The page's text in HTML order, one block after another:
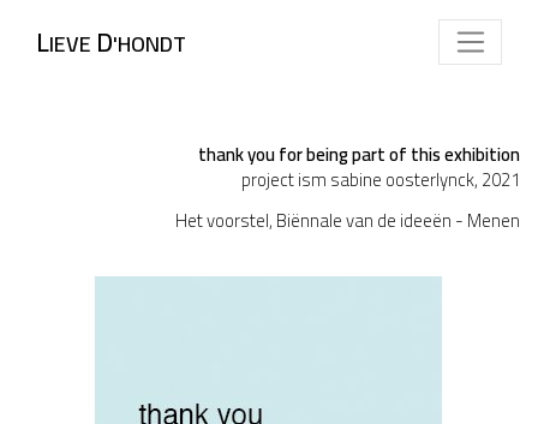
LIEVE D'HONDT
thank you for being part of this exhibition
project ism sabine oosterlynck, 2021
Het voorstel, Biënnale van de ideeën - Menen